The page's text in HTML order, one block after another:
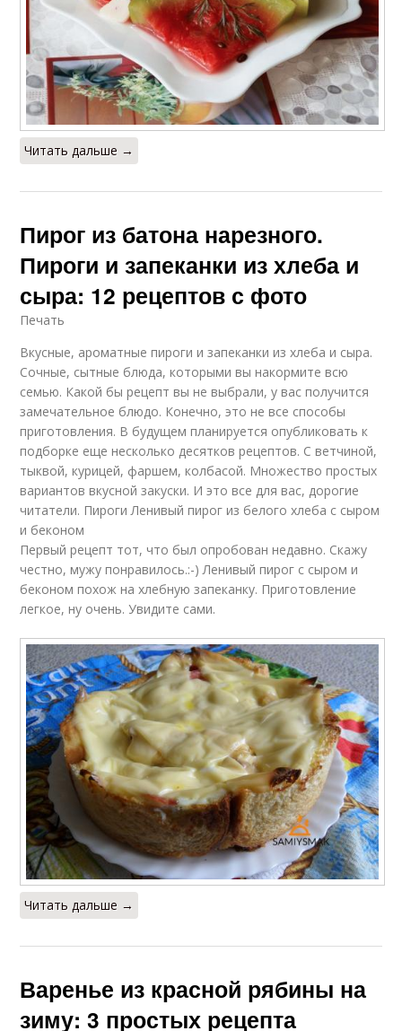
Читать дальше →
Пирог из батона нарезного.
Пироги и запеканки из хлеба и
сыра: 12 рецептов с фото
Печать
Вкусные, ароматные пироги и запеканки из хлеба и сыра.
Сочные, сытные блюда, которыми вы накормите всю
семью. Какой бы рецепт вы не выбрали, у вас получится
замечательное блюдо. Конечно, это не все способы
приготовления. В будущем планируется опубликовать к
подборке еще несколько десятков рецептов. С ветчиной,
тыквой, курицей, фаршем, колбасой. Множество простых
вариантов вкусной закуски. И это все для вас, дорогие
читатели. Пироги Ленивый пирог из белого хлеба с сыром
и беконом
Первый рецепт тот, что был опробован недавно. Скажу
честно, мужу понравилось.:-) Ленивый пирог с сыром и
беконом похож на хлебную запеканку. Приготовление
легкое, ну очень. Увидите сами.
Читать дальше →
Варенье из красной рябины на
зиму: 3 простых рецепта